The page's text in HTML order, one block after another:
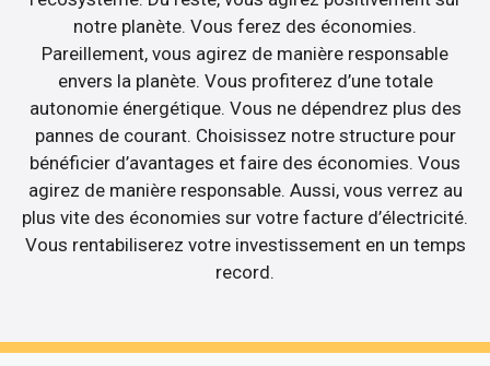
notre planète. Vous ferez des économies.
Pareillement, vous agirez de manière responsable
envers la planète. Vous profiterez d’une totale
autonomie énergétique. Vous ne dépendrez plus des
pannes de courant. Choisissez notre structure pour
bénéficier d’avantages et faire des économies. Vous
agirez de manière responsable. Aussi, vous verrez au
plus vite des économies sur votre facture d’électricité.
Vous rentabiliserez votre investissement en un temps
record.